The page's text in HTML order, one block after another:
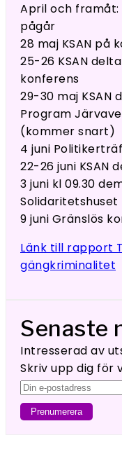
April och framåt:
pågår
28 maj KSAN på
25-26 KSAN
konferens
29-30 maj KSAN
Program
(kommer snart)
4 juni
22-26 juni KSAN
3 juni kl 09.30
Solidaritetshuset
9 juni Gränslös
Länk till rapport
gängkriminalitet
Senaste
Intresserad av
Skriv upp dig för